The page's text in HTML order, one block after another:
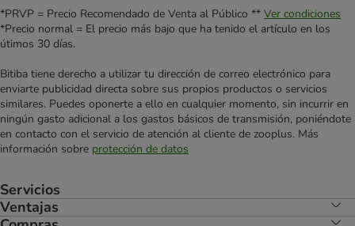
*PRVP = Precio Recomendado de Venta al Público ** Ver condiciones
*Precio normal = El precio más bajo que ha tenido el artículo en los
útimos 30 días.
Bitiba tiene derecho a utilizar tu dirección de correo electrónico para
enviarte publicidad directa sobre sus propios productos o servicios
similares. Puedes oponerte a ello en cualquier momento, sin incurrir en
ningún gasto adicional a los gastos básicos de transmisión, poniéndote
en contacto con el servicio de atención al cliente de zooplus. Más
información sobre protección de datos
Servicios
Ventajas